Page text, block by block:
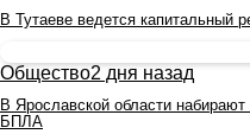
В Тутаеве ведется капитальный
Общество2 дня назад
В Ярославской области
БПЛА